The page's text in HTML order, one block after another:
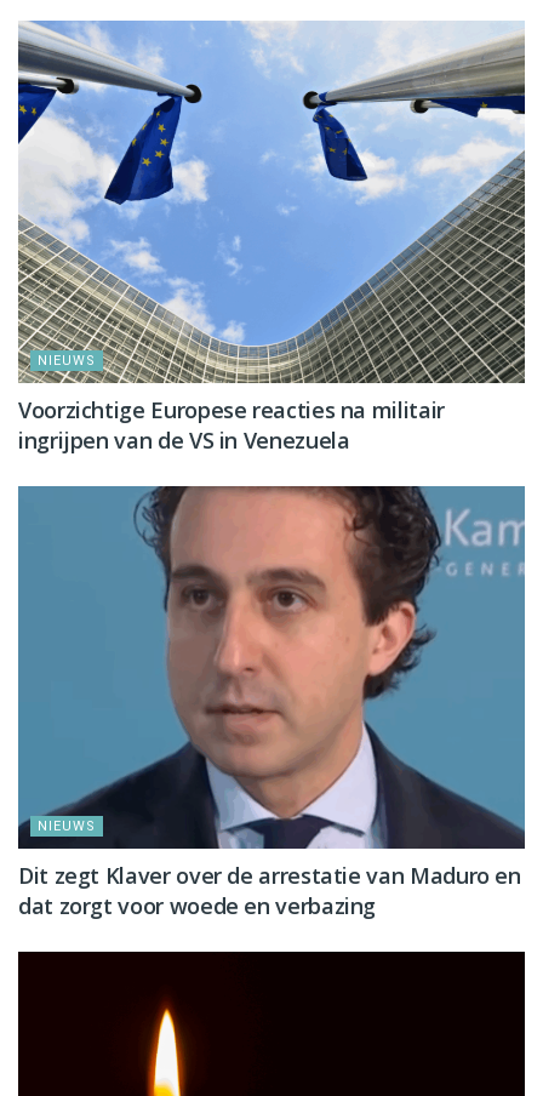
NIEUWS
Voorzichtige Europese reacties na militair
ingrijpen van de VS in Venezuela
NIEUWS
Dit zegt Klaver over de arrestatie van Maduro en
dat zorgt voor woede en verbazing